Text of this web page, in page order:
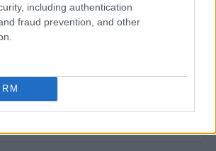
including authentication
fraud prevention, and other